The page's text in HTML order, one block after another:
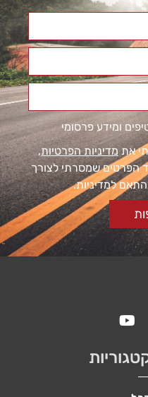
ומידע פרסומי
אתמדיניות הפרטיות,
הפרטים שמסרתי לצורך
למדיניות.